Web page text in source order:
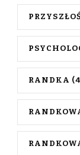
RANDKA